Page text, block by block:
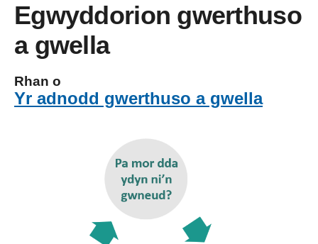
Egwyddorion gwerthuso
a gwella
Rhan o
Yr adnodd gwerthuso a gwella